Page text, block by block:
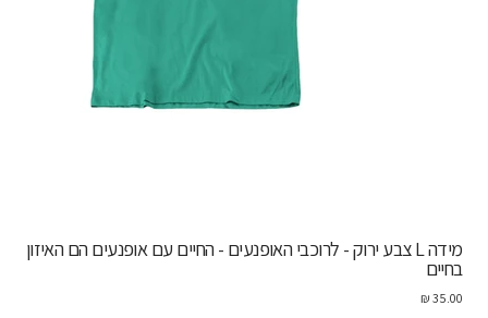
מידה L צבע ירוק - לרוכבי האופנעים - החיים עם אופנעים הם האיזון
בחיים
מחיר